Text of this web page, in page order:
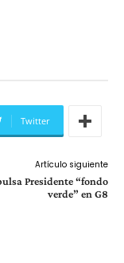
Twitter
Artículo siguiente
Presidente “fondo
verde” en G8